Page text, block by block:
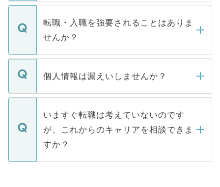
ます。通常、5営業日以内にはご連絡をせて
いただきますので、しばらくお待ちくださ
い。
マイナビDOCTORで取り扱っている求人の
うち約3割は、Webサイトからご覧いただ
けない「非公開求人」です。非公開求人は
下記の理由によって、一般には公開してい
ません。
■応募殺到を避けるため 人気のある医療機
関を公にしてしまうと、応募が殺到する場
に、医療機関が求める条件に合った人材の
みを人材紹介会社に依頼するケースが増え
ています。
転職・入職を強要されることはありま
せんか？
転職・入職を強要することは一切ありませ
ん。また、仮に応募先から内定をいただい
定を承諾する必要はありません。内定先へ
の辞退の連絡はキャリアパートナーが行い
ますので、ご安心ください。
個人情報は漏えいしませんか？
個人情報が漏えいすることはありませんの
で、ご安心ください。当サイトからの登録
などで収集したご登録者様の個人情報は、
ご本人のキャリアアップおよび転職活動の
支援を目的に使用いたします。お預かりし
ているすべての個人データはご本人の許可
いますぐ転職は考えていないのです
が、これからのキャリアを相談できま
すか？